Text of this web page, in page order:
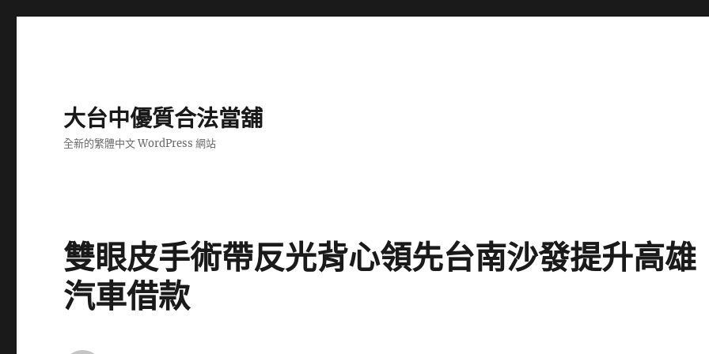
大台中優質合法當舖
全新的繁體中文 WordPress 網站
雙眼皮手術帶反光背心領先台南沙發提升高雄
汽車借款